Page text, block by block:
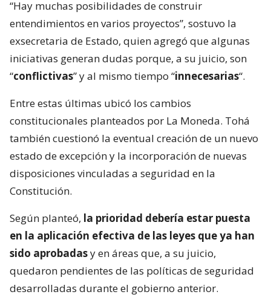
“Hay muchas posibilidades de construir
entendimientos en varios proyectos”, sostuvo la
exsecretaria de Estado, quien agregó que algunas
iniciativas generan dudas porque, a su juicio, son
“conflictivas” y al mismo tiempo “innecesarias“.
Entre estas últimas ubicó los cambios
constitucionales planteados por La Moneda. Tohá
también cuestionó la eventual creación de un nuevo
estado de excepción y la incorporación de nuevas
disposiciones vinculadas a seguridad en la
Constitución.
Según planteó, la prioridad debería estar puesta
en la aplicación efectiva de las leyes que ya han
sido aprobadasy en áreas que, a su juicio,
quedaron pendientes de las políticas de seguridad
desarrolladas durante el gobierno anterior.